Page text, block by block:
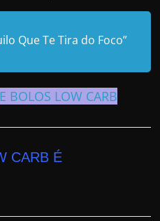
Que Te Tira do Foco”
BOLOS LOW CARB
CARB É